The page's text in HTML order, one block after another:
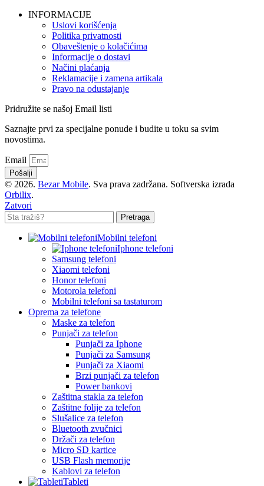
INFORMACIJE
Uslovi korišćenja
Politika privatnosti
Obaveštenje o kolačićima
Informacije o dostavi
Načini plaćanja
Reklamacije i zamena artikala
Pravo na odustajanje
Pridružite se našoj Email listi
Saznajte prvi za specijalne ponude i budite u toku sa svim
novostima.
Email
Pošalji
© 2026. Bezar Mobile. Sva prava zadržana. Softverska izrada
Orbilix.
Zatvori
Pretraga
Mobilni telefoni
Iphone telefoni
Samsung telefoni
Xiaomi telefoni
Honor telefoni
Motorola telefoni
Mobilni telefoni sa tastaturom
Oprema za telefone
Maske za telefon
Punjači za telefon
Punjači za Iphone
Punjači za Samsung
Punjači za Xiaomi
Brzi punjači za telefon
Power bankovi
Zaštitna stakla za telefon
Zaštitne folije za telefon
Slušalice za telefon
Bluetooth zvučnici
Držači za telefon
Micro SD kartice
USB Flash memorije
Kablovi za telefon
Tableti